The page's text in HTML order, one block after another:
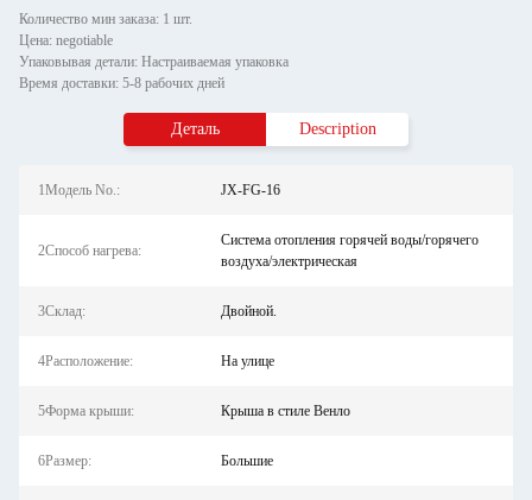
Количество мин заказа: 1 шт.
Цена: negotiable
Упаковывая детали: Настраиваемая упаковка
Время доставки: 5-8 рабочих дней
Деталь Description
1Модель No.: JX-FG-16
2Способ нагрева:
Система отопления горячей воды/горячего
воздуха/электрическая
3Склад: Двойной.
4Расположение: На улице
5Форма крыши: Крыша в стиле Венло
6Размер: Большие